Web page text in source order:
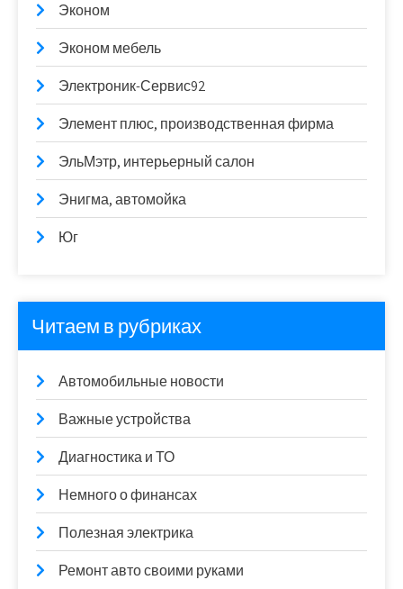
Эконом
Эконом мебель
Электроник-Сервис92
Элемент плюс, производственная фирма
ЭльМэтр, интерьерный салон
Энигма, автомойка
Юг
Читаем в рубриках
Автомобильные новости
Важные устройства
Диагностика и ТО
Немного о финансах
Полезная электрика
Ремонт авто своими руками